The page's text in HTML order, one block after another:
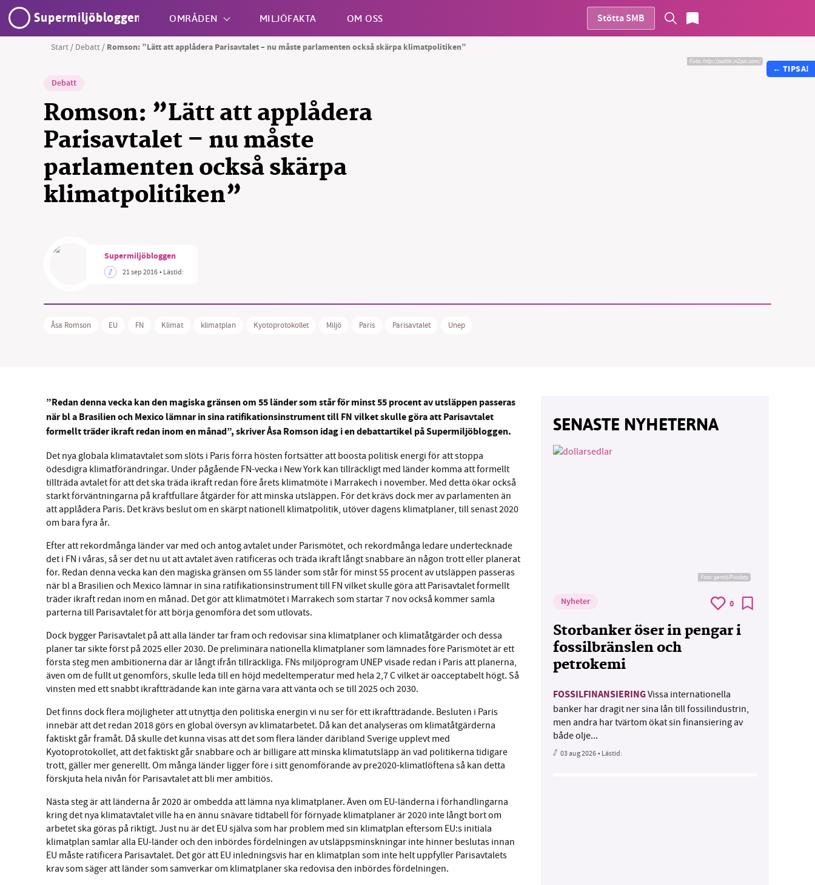
Supermiljöbloggen OMRÅDEN MILJÖFAKTA OM OSS Stötta SMB
Start / Debatt / Romson: ”Lätt att applådera Parisavtalet – nu måste parlamenten också skärpa klimatpolitiken”
Debatt
Romson: ”Lätt att applådera
Parisavtalet – nu måste
parlamenten också skärpa
klimatpolitiken”
Foto: http://politik.in2pic.com/
Supermiljöbloggen
21 sep 2016• Lästid:
Åsa Romson EU FN Klimat klimatplan Kyotoprotokollet Miljö Paris Parisavtalet Unep
”Redan denna vecka kan den magiska gränsen om 55 länder som står för minst 55 procent av utsläppen passeras
när bl a Brasilien och Mexico lämnar in sina ratifikationsinstrument till FN vilket skulle göra att Parisavtalet
formellt träder ikraft redan inom en månad”, skriver Åsa Romson idag i en debattartikel på Supermiljöbloggen.
Det nya globala klimatavtalet som slöts i Paris förra hösten fortsätter att boosta politisk energi för att stoppa
ödesdigra klimatförändringar. Under pågående FN-vecka i New York kan tillräckligt med länder komma att formellt
tillträda avtalet för att det ska träda ikraft redan före årets klimatmöte i Marrakech i november. Med detta ökar också
starkt förväntningarna på kraftfullare åtgärder för att minska utsläppen. För det krävs dock mer av parlamenten än
att applådera Paris. Det krävs beslut om en skärpt nationell klimatpolitik, utöver dagens klimatplaner, till senast 2020
om bara fyra år.
Efter att rekordmånga länder var med och antog avtalet under Parismötet, och rekordmånga ledare undertecknade
det i FN i våras, så ser det nu ut att avtalet även ratificeras och träda ikraft långt snabbare än någon trott eller planerat
för. Redan denna vecka kan den magiska gränsen om 55 länder som står för minst 55 procent av utsläppen passeras
när bl a Brasilien och Mexico lämnar in sina ratifikationsinstrument till FN vilket skulle göra att Parisavtalet formellt
träder ikraft redan inom en månad. Det gör att klimatmötet i Marrakech som startar 7 nov också kommer samla
parterna till Parisavtalet för att börja genomföra det som utlovats.
Dock bygger Parisavtalet på att alla länder tar fram och redovisar sina klimatplaner och klimatåtgärder och dessa
planer tar sikte först på 2025 eller 2030. De preliminära nationella klimatplaner som lämnades före Parismötet är ett
första steg men ambitionerna där är långt ifrån tillräckliga. FNs miljöprogram UNEP visade redan i Paris att planerna,
även om de fullt ut genomförs, skulle leda till en höjd medeltemperatur med hela 2,7 C vilket är oacceptabelt högt. Så
vinsten med ett snabbt ikraftträdande kan inte gärna vara att vänta och se till 2025 och 2030.
Det finns dock flera möjligheter att utnyttja den politiska energin vi nu ser för ett ikraftträdande. Besluten i Paris
innebär att det redan 2018 görs en global översyn av klimatarbetet. Då kan det analyseras om klimatåtgärderna
faktiskt går framåt. Då skulle det kunna visas att det som flera länder däribland Sverige upplevt med
Kyotoprotokollet, att det faktiskt går snabbare och är billigare att minska klimatutsläpp än vad politikerna tidigare
trott, gäller mer generellt. Om många länder ligger före i sitt genomförande av pre2020-klimatlöftena så kan detta
förskjuta hela nivån för Parisavtalet att bli mer ambitiös.
Nästa steg är att länderna år 2020 är ombedda att lämna nya klimatplaner. Även om EU-länderna i förhandlingarna
kring det nya klimatavtalet ville ha en ännu snävare tidtabell för förnyade klimatplaner är 2020 inte långt bort om
arbetet ska göras på riktigt. Just nu är det EU själva som har problem med sin klimatplan eftersom EU:s initiala
klimatplan samlar alla EU-länder och den inbördes fördelningen av utsläppsminskningar inte hinner beslutas innan
EU måste ratificera Parisavtalet. Det gör att EU inledningsvis har en klimatplan som inte helt uppfyller Parisavtalets
krav som säger att länder som samverkar om klimatplaner ska redovisa den inbördes fördelningen.
SENASTE NYHETERNA
Foto:geralt/Pixabay
Nyheter 0
Storbanker öser in pengar i
fossilbränslen och
petrokemi
FOSSILFINANSIERINGVissa internationella
banker har dragit ner sina lån till fossilindustrin,
men andra har tvärtom ökat sin finansiering av
både olje...
03 aug 2026• Lästid:
← TIPSA!
SMB kämpar för en hållbar framtid. Sedan starten 2010 har vår
Läs vad vi vill göra